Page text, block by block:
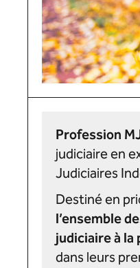
Profession
judiciaire en
Judiciaires
Destiné en
l’ensemble
judiciaire à
dans leurs